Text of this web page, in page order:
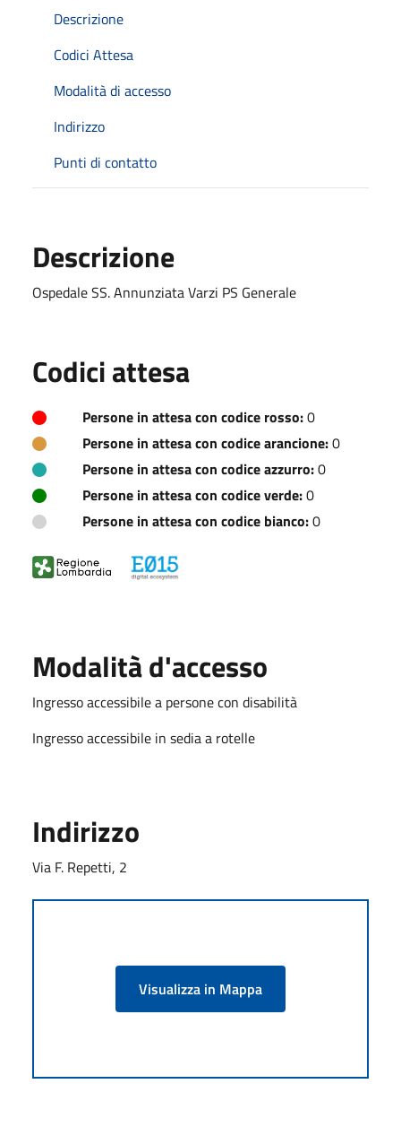
Descrizione
Codici Attesa
Modalità di accesso
Indirizzo
Punti di contatto
Descrizione
Ospedale SS. Annunziata Varzi PS Generale
Codici attesa
Persone in attesa con codice rosso:0
Persone in attesa con codice arancione:0
Persone in attesa con codice azzurro:0
Persone in attesa con codice verde:0
Persone in attesa con codice bianco:0
Modalità d'accesso
Ingresso accessibile a persone con disabilità
Ingresso accessibile in sedia a rotelle
Indirizzo
Via F. Repetti, 2
Visualizza in Mappa